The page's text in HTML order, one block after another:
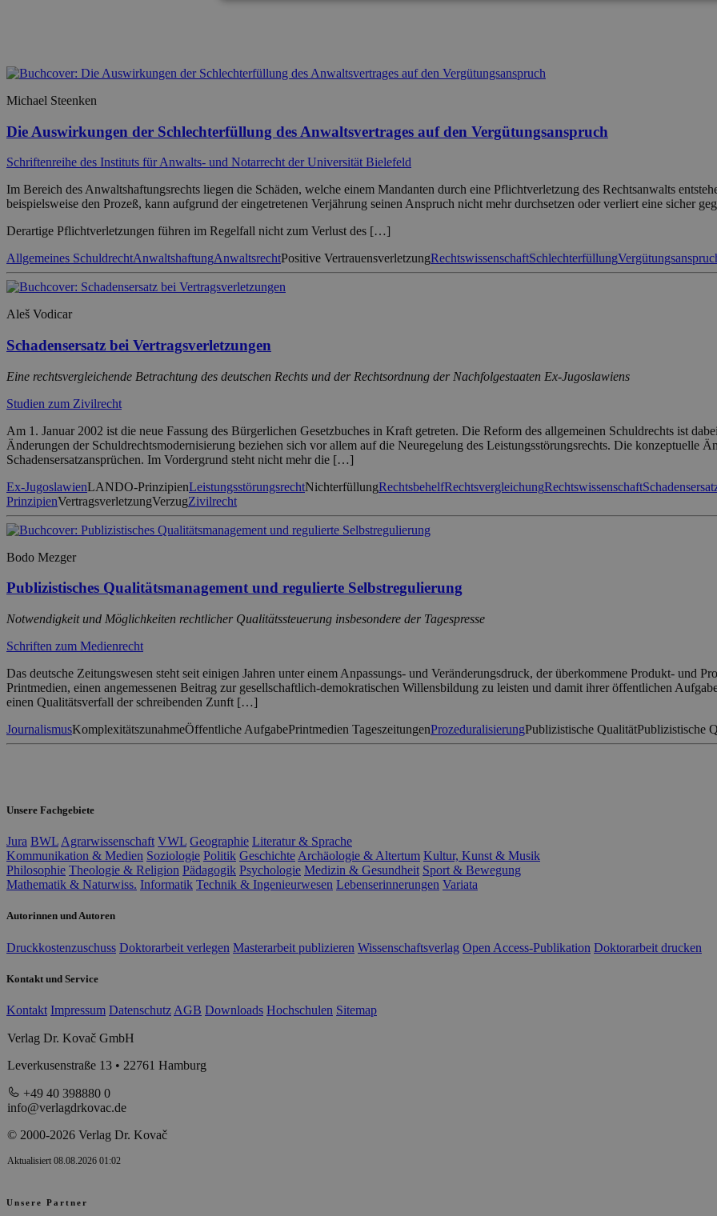
Michael Steenken
Die Auswirkungen der Schlechterfüllung des Anwaltsvertrages auf den Vergütungsanspruch
Schriftenreihe des Instituts für Anwalts- und Notarrecht der Universität Bielefeld
Im Bereich des Anwaltshaftungsrechts liegen die Schäden, welche einem Mandanten durch eine Pflichtverletzung des Rechtsanwalts
beispielsweise den Prozeß, kann aufgrund der eingetretenen Verjährung seinen Anspruch nicht mehr durchsetzen oder verliert eine sicher
Derartige Pflichtverletzungen führen im Regelfall nicht zum Verlust des […]
Allgemeines SchuldrechtAnwaltshaftungAnwaltsrechtPositive VertrauensverletzungRechtswissenschaftSchlechterfüllung
Aleš Vodicar
Schadensersatz bei Vertragsverletzungen
Eine rechtsvergleichende Betrachtung des deutschen Rechts und der Rechtsordnung der Nachfolgestaaten Ex-Jugoslawiens
Studien zum Zivilrecht
Am 1. Januar 2002 ist die neue Fassung des Bürgerlichen Gesetzbuches in Kraft getreten. Die Reform des allgemeinen Schuldrechts ist
Änderungen der Schuldrechtsmodernisierung beziehen sich vor allem auf die Neuregelung des Leistungsstörungsrechts. Die konzeptuelle
Schadensersatzansprüchen. Im Vordergrund steht nicht mehr die […]
Ex-JugoslawienLANDO-PrinzipienLeistungsstörungsrechtNichterfüllungRechtsbehelfRechtsvergleichungRechtswissenschaft
PrinzipienVertragsverletzungVerzugZivilrecht
Bodo Mezger
Publizistisches Qualitätsmanagement und regulierte Selbstregulierung
Notwendigkeit und Möglichkeiten rechtlicher Qualitätssteuerung insbesondere der Tagespresse
Schriften zum Medienrecht
Das deutsche Zeitungswesen steht seit einigen Jahren unter einem Anpassungs- und Veränderungsdruck, der überkommene Produkt- und
Printmedien, einen angemessenen Beitrag zur gesellschaftlich-demokratischen Willensbildung zu leisten und damit ihrer öffentlichen
einen Qualitätsverfall der schreibenden Zunft […]
JournalismusKomplexitätszunahmeÖffentliche AufgabePrintmedien TageszeitungenProzeduralisierungPublizistische QualitätPublizistische
Unsere Fachgebiete
Jura BWL Agrarwissenschaft VWL Geographie Literatur & Sprache
Kommunikation & Medien Soziologie Politik Geschichte Archäologie & Altertum Kultur, Kunst & Musik
Philosophie Theologie & Religion Pädagogik Psychologie Medizin & Gesundheit Sport & Bewegung
Mathematik & Naturwiss. Informatik Technik & Ingenieurwesen Lebenserinnerungen Variata
Autorinnen und Autoren
Druckkostenzuschuss Doktorarbeit verlegen Masterarbeit publizieren Wissenschaftsverlag Open Access-Publikation Doktorarbeit drucken
Kontakt und Service
Kontakt Impressum Datenschutz AGB Downloads Hochschulen Sitemap
Verlag Dr. Kovač GmbH
Leverkusenstraße 13 • 22761 Hamburg
+49 40 398880 0
info@verlagdrkovac.de
© 2000-2026 Verlag Dr. Kovač
Aktualisiert 08.08.2026 01:02
Unsere Partner